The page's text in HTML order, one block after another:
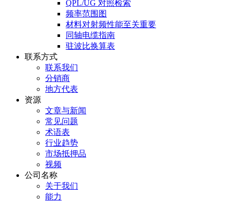
QPL/UG 对照检索
频率范围图
材料对射频性能至关重要
同轴电缆指南
驻波比换算表
联系方式
联系我们
分销商
地方代表
资源
文章与新闻
常见问题
术语表
行业趋势
市场抵押品
视频
公司名称
关于我们
能力